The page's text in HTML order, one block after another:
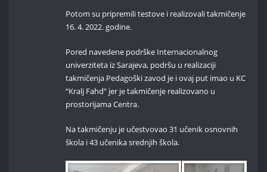
Potom su pripremili testove i realizovali takmičenje
16. 4. 2022. godine.
Pored navedene podrške Internacionalnog
univerziteta iz Sarajeva, podršu u realizaciji
takmičenja Pedagoški zavod je i ovaj put imao u KC
“Kralj Fahd” jer je takmičenje realizovano u
prostorijama Centra.
Na takmičenju je učestvovao 31 učenik osnovnih
škola i 43 učenika srednjih škola.